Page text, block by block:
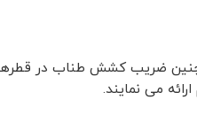
ضریب کشش طناب در قطرها
می نمایند.